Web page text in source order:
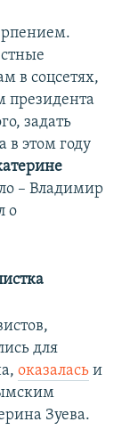
в соцсетях,
президента
задать
в этом году
– Владимир
о
для
оказалась и
Зуева.